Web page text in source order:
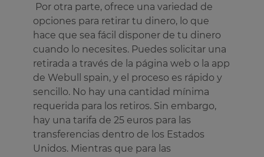
Por otra parte, ofrece una variedad de
opciones para retirar tu dinero, lo que
hace que sea fácil disponer de tu dinero
cuando lo necesites. Puedes solicitar una
retirada a través de la página web o la app
de Webull spain, y el proceso es rápido y
sencillo. No hay una cantidad mínima
requerida para los retiros. Sin embargo,
hay una tarifa de 25 euros para las
transferencias dentro de los Estados
Unidos. Mientras que para las